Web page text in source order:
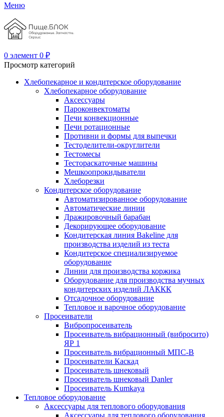
Меню
0 элемент 0 ₽
Просмотр категорий
Хлебопекарное и кондитерское оборудование
Хлебопекарное оборудование
Аксессуары
Пароконвектоматы
Печи конвекционные
Печи ротационные
Противни и формы для выпечки
Тестоделители-округлители
Тестомесы
Тестораскаточные машины
Мешкоопрокидыватели
Хлеборезки
Кондитерское оборудование
Автоматизированное оборудование
Автоматические линии
Дражировочный барабан
Декорирующее оборудование
Кондитерская линия Bakeline для
производства изделий из теста
Кондитерское специализируемое
оборудование
Линии для производства коржика
Оборудование для производства мучных
кондитерских изделий ЛАККК
Отсадочное оборудование
Тепловое и варочное оборудование
Просеиватели
Вибропросеиватель
Просеиватель вибрационный (вибросито)
ЯР 1
Просеиватель вибрационный МПС-В
Просеиватели Каскад
Просеиватель шнековый
Просеиватель шнековый Danler
Просеиватель Kumkaya
Тепловое оборудование
Аксессуары для теплового оборудования
Аксессуары для теплового оборудования